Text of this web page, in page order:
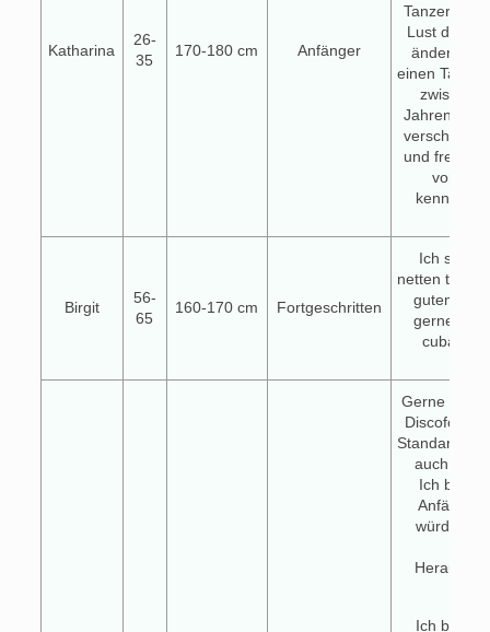
Katharina
26-
35
170-180 cm Anfänger
Lust das
ändern.
einen
zwischen
Jahren, bin
und freue
vorab
Birgit
56-
65
160-170 cm Fortgeschritten
Ich suche
netten
gutem
gerne
cubana
Gerne
Discofox
auch in
Ich bin
würde
Ich bin 49